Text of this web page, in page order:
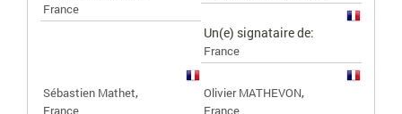
France
Un(e) signataire de:
France
Sébastien Mathet,
France
Olivier MATHEVON,
France